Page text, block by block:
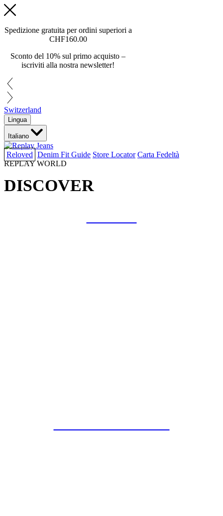
Spedizione gratuita per ordini superiori a
CHF160.00
Sconto del 10% sul primo acquisto –
iscriviti alla nostra newsletter!
Switzerland
Lingua
Italiano
Reloved Denim Fit Guide Store Locator Carta Fedeltà
REPLAY WORLD
DISCOVER